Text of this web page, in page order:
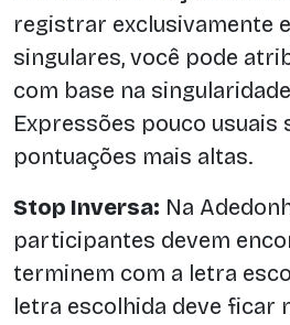
registrar exclusivamente
singulares, você pode
com base na
Expressões pouco usuais
pontuações mais altas.
Stop Inversa: Na
participantes devem
terminem com a letra
letra escolhida deve ficar